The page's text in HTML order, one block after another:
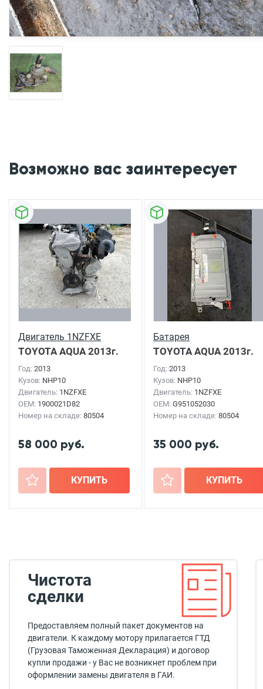
Возможно вас заинтересует
Двигатель 1NZFXE
TOYOTA AQUA2013г.
Год: 2013
Кузов: NHP10
Двигатель: 1NZFXE
OEM: 1900021D82
Номер на складе: 80504
58 000 руб.
+ КУПИТЬ
Батарея
TOYOTA AQUA2013г.
Год: 2013
Кузов: NHP10
Двигатель: 1NZFXE
OEM: G951052030
Номер на складе: 80504
35 000 руб.
+ КУПИТЬ
Чистота
сделки
Предоставляем полный пакет документов на
двигатели. К каждому мотору прилагается ГТД
(Грузовая Таможенная Декларация) и договор
купли продажи - у Вас не возникнет проблем при
оформлении замены двигателя в ГАИ.